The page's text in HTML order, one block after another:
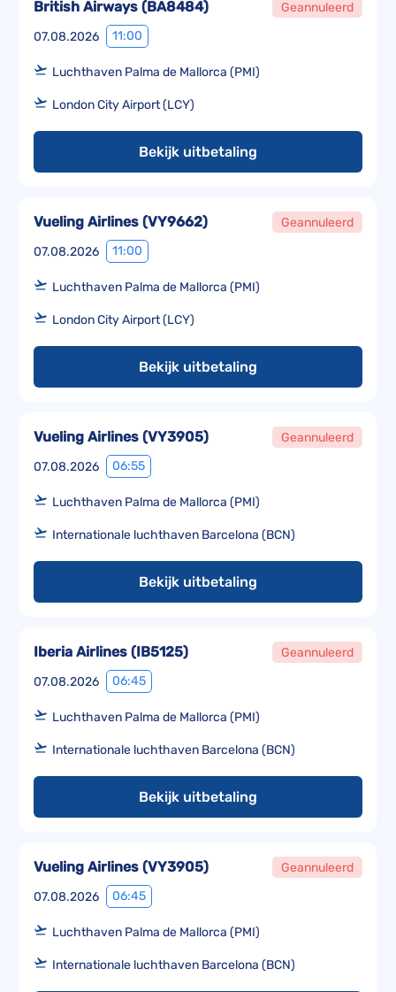
07.08.2026 11:00
British Airways (BA8484) Geannuleerd
Luchthaven Palma de Mallorca (PMI)
London City Airport (LCY)
Bekijk uitbetaling
07.08.2026 11:00
Vueling Airlines (VY9662) Geannuleerd
Luchthaven Palma de Mallorca (PMI)
London City Airport (LCY)
Bekijk uitbetaling
07.08.2026 06:55
Vueling Airlines (VY3905) Geannuleerd
Luchthaven Palma de Mallorca (PMI)
Internationale luchthaven Barcelona (BCN)
Bekijk uitbetaling
07.08.2026 06:45
Iberia Airlines (IB5125) Geannuleerd
Luchthaven Palma de Mallorca (PMI)
Internationale luchthaven Barcelona (BCN)
Bekijk uitbetaling
07.08.2026 06:45
Vueling Airlines (VY3905) Geannuleerd
Luchthaven Palma de Mallorca (PMI)
Internationale luchthaven Barcelona (BCN)